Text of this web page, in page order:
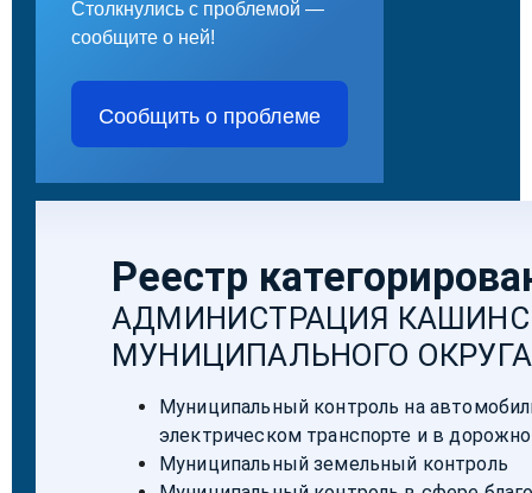
Столкнулись с проблемой —
сообщите о ней!
Сообщить о проблеме